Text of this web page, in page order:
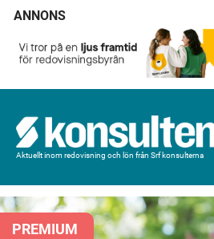
ANNONS
Aktuellt inom redovisning och lön från Srf konsulterna
PREMIUM